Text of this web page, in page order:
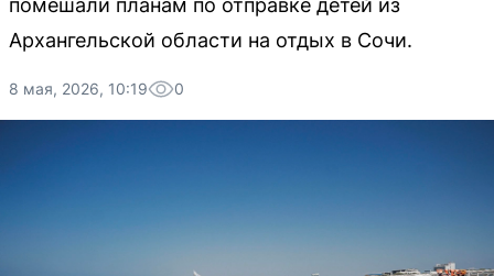
помешали планам по отправке детей из
Архангельской области на отдых в Сочи.
8 мая, 2026, 10:19 0